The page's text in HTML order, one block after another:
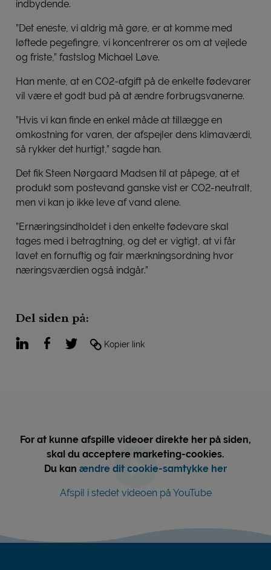
indbydende.
”Det eneste, vi aldrig må gøre, er at komme med
løftede pegefingre, vi koncentrerer os om at vejlede
og friste,” fastslog Michael Løve.
Han mente, at en CO2-afgift på de enkelte fødevarer
vil være et godt bud på at ændre forbrugsvanerne.
”Hvis vi kan finde en enkel måde at tillægge en
omkostning for varen, der afspejler dens klimaværdi,
så rykker det hurtigt,” sagde han.
Det fik Steen Nørgaard Madsen til at påpege, at et
produkt som postevand ganske vist er CO2-neutralt,
men vi kan jo ikke leve af vand alene.
”Ernæringsindholdet i den enkelte fødevare skal
tages med i betragtning, og det er vigtigt, at vi får
lavet en fornuftig og fair mærkningsordning hvor
næringsværdien også indgår.”
Del siden på:
LinkedInFacebook
TwitterKopier link
For at kunne afspille videoer direkte her på siden,
skal du acceptere marketing-cookies.
Du kan ændre dit cookie-samtykke her
Afspil i stedet videoen på YouTube